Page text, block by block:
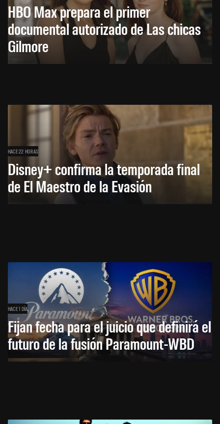
HBO Max prepara el primer
documental autorizado de Las chicas
Gilmore
HACE 22 HORAS
Disney+ confirma la temporada final
de El Maestro de la Evasión
HACE 1 DÍA
Fijan fecha para el juicio que definirá el
futuro de la fusión Paramount-WBD